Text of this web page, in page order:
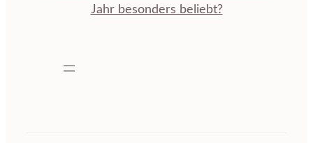
Jahr besonders beliebt?